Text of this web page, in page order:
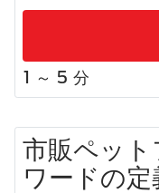
1 ～ 5 分
市販ペッ
ワードの定